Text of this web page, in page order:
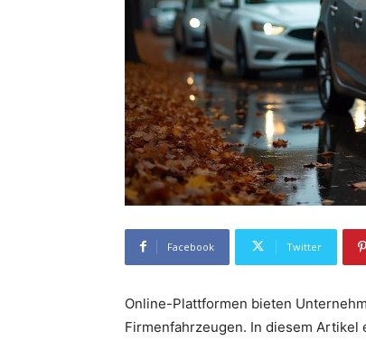
Facebook Twitter
Online-Plattformen bieten
Firmenfahrzeugen. In diesem